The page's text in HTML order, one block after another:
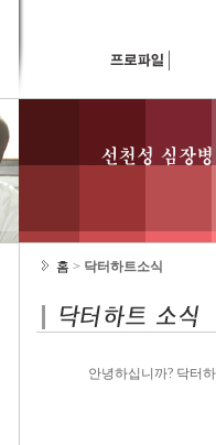
홈 > 닥터하트소식
안녕하십니까? 닥터